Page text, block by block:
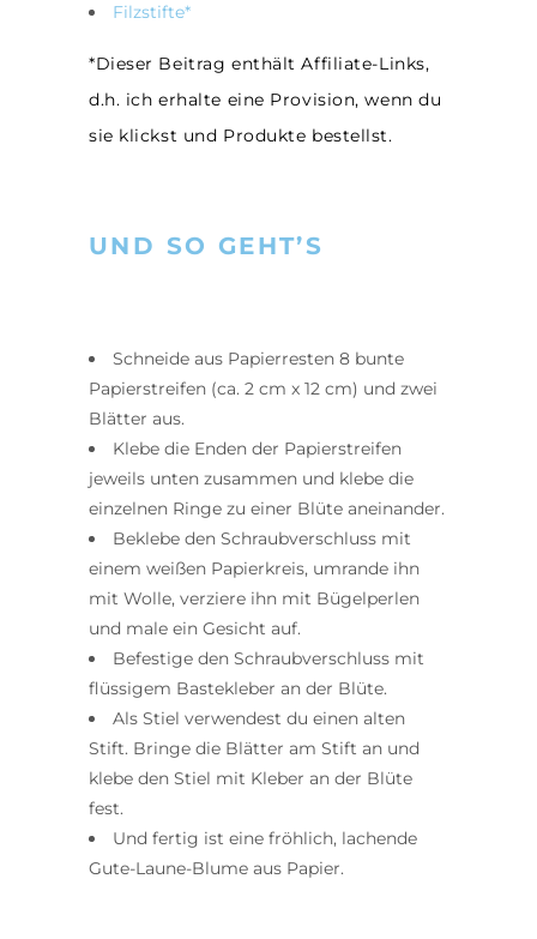
Filzstifte*
*Dieser Beitrag enthält Affiliate-Links,
d.h. ich erhalte eine Provision, wenn du
sie klickst und Produkte bestellst.
UND SO GEHT’S
Schneide aus Papierresten 8 bunte
Papierstreifen (ca. 2 cm x 12 cm) und zwei
Blätter aus.
Klebe die Enden der Papierstreifen
jeweils unten zusammen und klebe die
einzelnen Ringe zu einer Blüte aneinander.
Beklebe den Schraubverschluss mit
einem weißen Papierkreis, umrande ihn
mit Wolle, verziere ihn mit Bügelperlen
und male ein Gesicht auf.
Befestige den Schraubverschluss mit
flüssigem Bastekleber an der Blüte.
Als Stiel verwendest du einen alten
Stift. Bringe die Blätter am Stift an und
klebe den Stiel mit Kleber an der Blüte
fest.
Und fertig ist eine fröhlich, lachende
Gute-Laune-Blume aus Papier.